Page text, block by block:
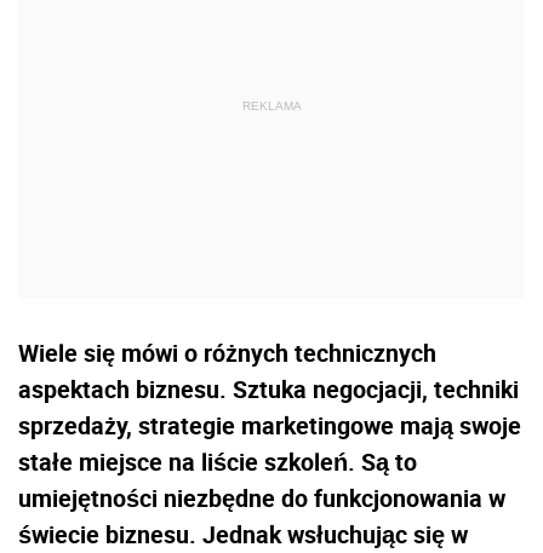
Wiele się mówi o różnych technicznych
aspektach biznesu. Sztuka negocjacji, techniki
sprzedaży, strategie marketingowe mają swoje
stałe miejsce na liście szkoleń. Są to
umiejętności niezbędne do funkcjonowania w
świecie biznesu. Jednak wsłuchując się w